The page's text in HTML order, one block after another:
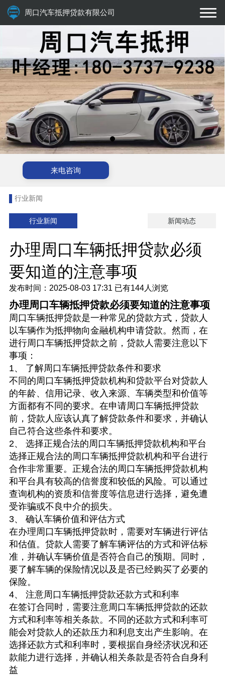
周口汽车抵押贷款有限公司
来电咨询
行业新闻
行业新闻 新闻动态
办理周口车辆抵押贷款必须
要知道的注意事项
发布时间：2025-08-03 17:31 已有144人浏览
办理周口车辆抵押贷款必须要知道的注意事项
周口车辆抵押贷款是一种常见的贷款方式，贷款人
以车辆作为抵押物向金融机构申请贷款。然而，在
进行周口车辆抵押贷款之前，贷款人需要注意以下
事项：
1、 了解周口车辆抵押贷款条件和要求
不同的周口车辆抵押贷款机构和贷款平台对贷款人
的年龄、信用记录、收入来源、车辆类型和价值等
方面都有不同的要求。在申请周口车辆抵押贷款
前，贷款人应该认真了解贷款条件和要求，并确认
自己符合这些条件和要求。
2、 选择正规合法的周口车辆抵押贷款机构和平台
选择正规合法的周口车辆抵押贷款机构和平台进行
合作非常重要。正规合法的周口车辆抵押贷款机构
和平台具有较高的信誉度和较低的风险。可以通过
查询机构的资质和信誉度等信息进行选择，避免遭
受诈骗或不良中介的损失。
3、 确认车辆价值和评估方式
在办理周口车辆抵押贷款时，需要对车辆进行评估
和估值。贷款人需要了解车辆评估的方式和评估标
准，并确认车辆价值是否符合自己的预期。同时，
要了解车辆的保险情况以及是否已经购买了必要的
保险。
4、 注意周口车辆抵押贷款还款方式和利率
在签订合同时，需要注意周口车辆抵押贷款的还款
方式和利率等相关条款。不同的还款方式和利率可
能会对贷款人的还款压力和利息支出产生影响。在
选择还款方式和利率时，要根据自身经济状况和还
款能力进行选择，并确认相关条款是否符合自身利
益